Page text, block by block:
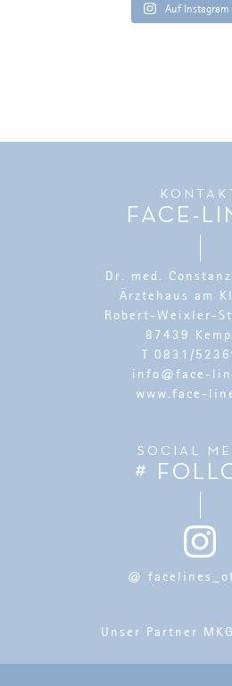
Auf Instagram
FACE-
Dr. med.
Ärztehaus am
Robert-Weixler-
87439
T 0831/
info@face-
www.face-
SOCIAL
#
@
Unser Partner